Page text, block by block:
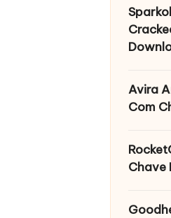
Avira
Com
Chave